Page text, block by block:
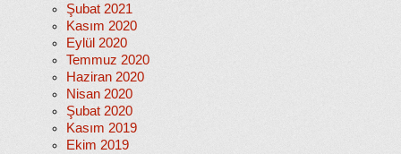
Şubat 2021
Kasım 2020
Eylül 2020
Temmuz 2020
Haziran 2020
Nisan 2020
Şubat 2020
Kasım 2019
Ekim 2019